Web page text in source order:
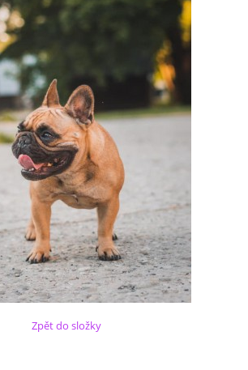
Zpět do složky